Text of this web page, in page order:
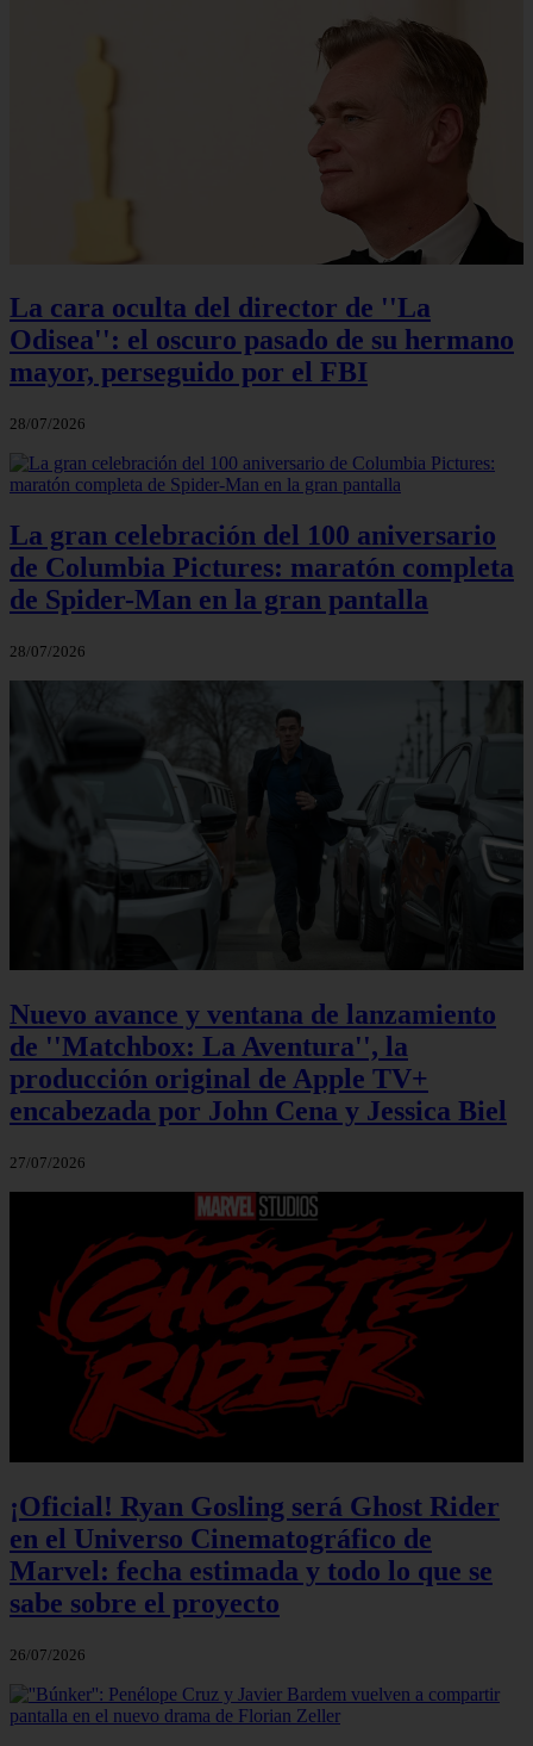
La cara oculta del director de ''La
Odisea'': el oscuro pasado de su hermano
mayor, perseguido por el FBI
28/07/2026
La gran celebración del 100 aniversario
de Columbia Pictures: maratón completa
de Spider-Man en la gran pantalla
28/07/2026
Nuevo avance y ventana de lanzamiento
de ''Matchbox: La Aventura'', la
producción original de Apple TV+
encabezada por John Cena y Jessica Biel
27/07/2026
¡Oficial! Ryan Gosling será Ghost Rider
en el Universo Cinematográfico de
Marvel: fecha estimada y todo lo que se
sabe sobre el proyecto
26/07/2026